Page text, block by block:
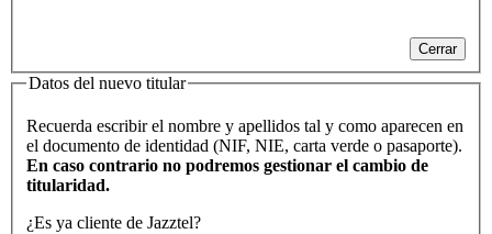
Cerrar
Datos del nuevo titular
Recuerda escribir el nombre y apellidos tal y como aparecen en
el documento de identidad (NIF, NIE, carta verde o pasaporte).
En caso contrario no podremos gestionar el cambio de
titularidad.
¿Es ya cliente de Jazztel?